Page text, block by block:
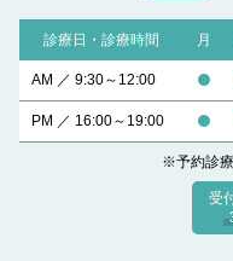
診療日・診療時間 月
AM ／ 9:30～12:00
PM ／ 16:00～19:00
※予約診療
受